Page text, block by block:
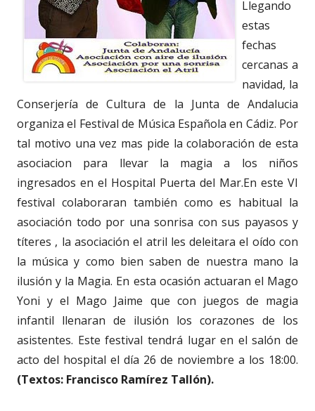
Llegando
estas
fechas
cercanas a
navidad, la
Conserjería de Cultura de la Junta de Andalucia
organiza el Festival de Música Española en Cádiz. Por
tal motivo una vez mas pide la colaboración de esta
asociacion para llevar la magia a los niños
ingresados en el Hospital Puerta del Mar.En este VI
festival colaboraran también como es habitual la
asociación todo por una sonrisa con sus payasos y
títeres , la asociación el atril les deleitara el oído con
la música y como bien saben de nuestra mano la
ilusión y la Magia. En esta ocasión actuaran el Mago
Yoni y el Mago Jaime que con juegos de magia
infantil llenaran de ilusión los corazones de los
asistentes. Este festival tendrá lugar en el salón de
acto del hospital el día 26 de noviembre a los 18:00.
(Textos: Francisco Ramírez Tallón).